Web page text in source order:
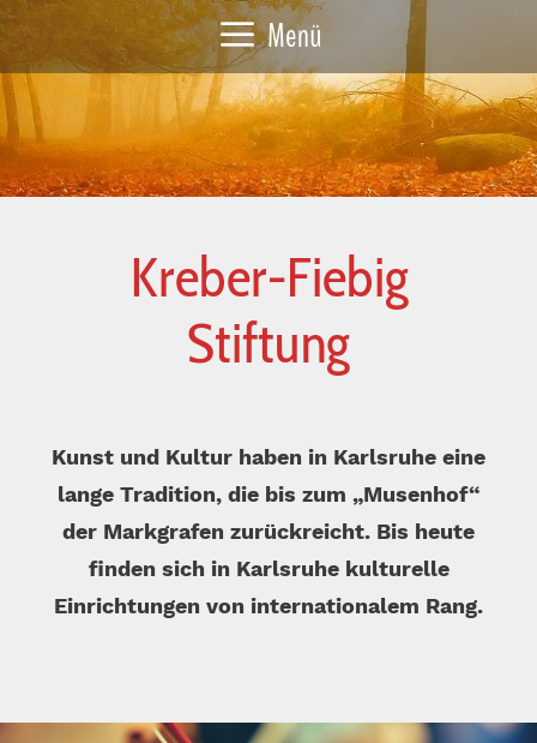
Zum
springen
Menü
Kreber-Fiebig
Stiftung
Kunst und Kultur haben in Karlsruhe eine
lange Tradition, die bis zum „Musenhof“
der Markgrafen zurückreicht. Bis heute
finden sich in Karlsruhe kulturelle
Einrichtungen von internationalem Rang.